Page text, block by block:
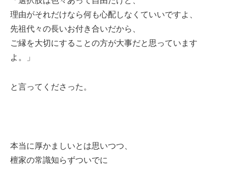
理由がそれだけなら何も心配しなくていいですよ、
先祖代々の長いお付き合いだから、
ご縁を大切にすることの方が大事だと思っています
よ。」
と言ってくださった。
本当に厚かましいとは思いつつ、
檀家の常識知らずついでに